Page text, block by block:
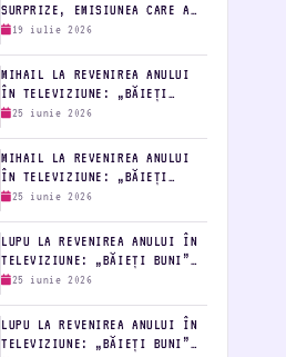
SURPRIZE, EMISIUNEA CARE A
FĂCUT-O…
19 iulie 2026
MIHAIL LA REVENIREA ANULUI
ÎN TELEVIZIUNE: „BĂIEȚI
BUNI”…
25 iunie 2026
MIHAIL LA REVENIREA ANULUI
ÎN TELEVIZIUNE: „BĂIEȚI
BUNI”…
25 iunie 2026
LUPU LA REVENIREA ANULUI ÎN
TELEVIZIUNE: „BĂIEȚI BUNI”…
25 iunie 2026
LUPU LA REVENIREA ANULUI ÎN
TELEVIZIUNE: „BĂIEȚI BUNI”…